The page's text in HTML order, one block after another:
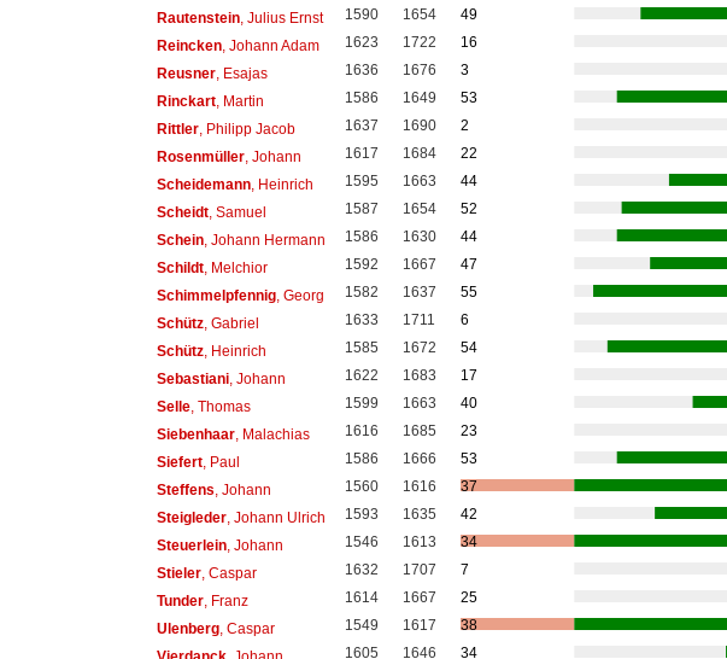
Rautenstein, Julius Ernst 1590 1654
49
Reincken, Johann Adam 1623 1722
16
Reusner, Esajas 1636 1676
3
Rinckart, Martin 1586 1649
53
Rittler, Philipp Jacob 1637 1690
2
Rosenmüller, Johann 1617 1684
22
Scheidemann, Heinrich 1595 1663
44
Scheidt, Samuel 1587 1654
52
Schein, Johann Hermann 1586 1630
44
Schildt, Melchior 1592 1667
47
Schimmelpfennig, Georg 1582 1637
55
Schütz, Gabriel 1633 1711
6
Schütz, Heinrich 1585 1672
54
Sebastiani, Johann 1622 1683
17
Selle, Thomas 1599 1663
40
Siebenhaar, Malachias 1616 1685
23
Siefert, Paul 1586 1666
53
Steffens , Johann 1560 1616
37
Steigleder, Johann Ulrich 1593 1635
42
Steuerlein, Johann 1546 1613
34
Stieler, Caspar 1632 1707
7
Tunder, Franz 1614 1667
25
Ulenberg, Caspar 1549 1617
38
1605 1646 34